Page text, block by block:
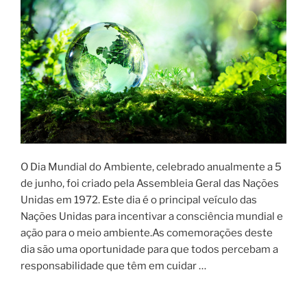
O Dia Mundial do Ambiente, celebrado anualmente a 5
de junho, foi criado pela Assembleia Geral das Nações
Unidas em 1972. Este dia é o principal veículo das
Nações Unidas para incentivar a consciência mundial e
ação para o meio ambiente.As comemorações deste
dia são uma oportunidade para que todos percebam a
responsabilidade que têm em cuidar …